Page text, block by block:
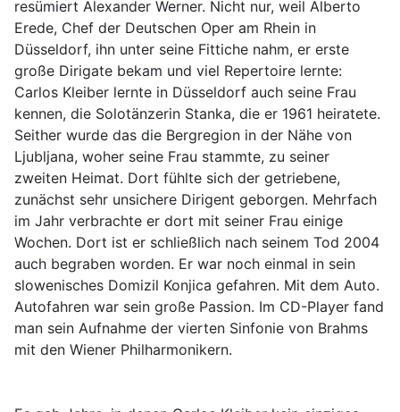
resümiert Alexander Werner. Nicht nur, weil Alberto
Erede, Chef der Deutschen Oper am Rhein in
Düsseldorf, ihn unter seine Fittiche nahm, er erste
große Dirigate bekam und viel Repertoire lernte:
Carlos Kleiber lernte in Düsseldorf auch seine Frau
kennen, die Solotänzerin Stanka, die er 1961 heiratete.
Seither wurde das die Bergregion in der Nähe von
Ljubljana, woher seine Frau stammte, zu seiner
zweiten Heimat. Dort fühlte sich der getriebene,
zunächst sehr unsichere Dirigent geborgen. Mehrfach
im Jahr verbrachte er dort mit seiner Frau einige
Wochen. Dort ist er schließlich nach seinem Tod 2004
auch begraben worden. Er war noch einmal in sein
slowenisches Domizil Konjica gefahren. Mit dem Auto.
Autofahren war sein große Passion. Im CD-Player fand
man sein Aufnahme der vierten Sinfonie von Brahms
mit den Wiener Philharmonikern.